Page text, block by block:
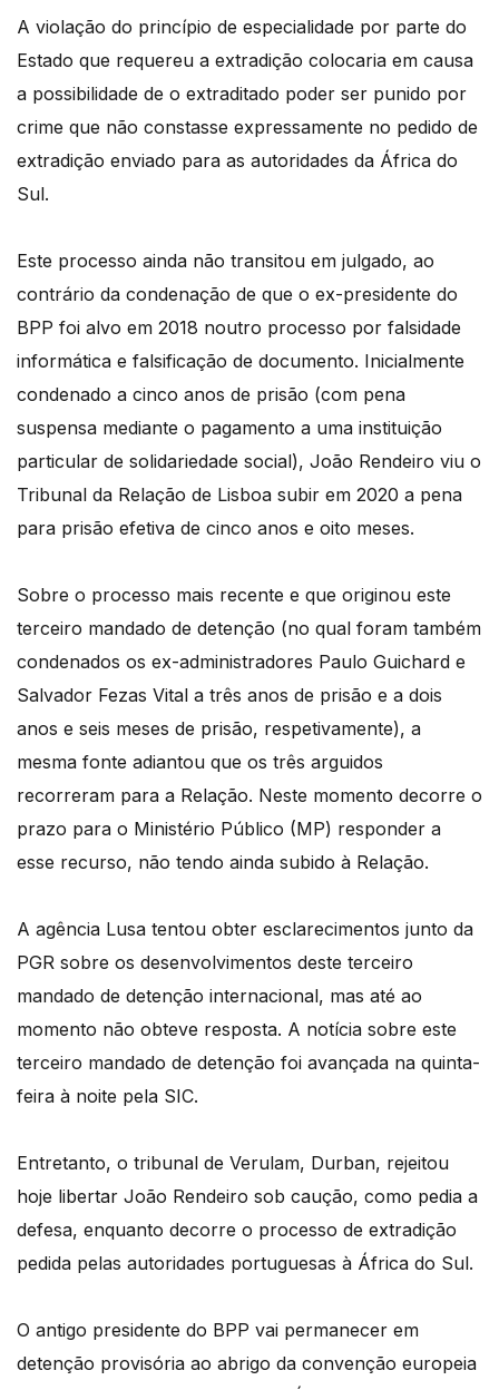
A violação do princípio de especialidade por parte do
Estado que requereu a extradição colocaria em causa
a possibilidade de o extraditado poder ser punido por
crime que não constasse expressamente no pedido de
extradição enviado para as autoridades da África do
Sul.
Este processo ainda não transitou em julgado, ao
contrário da condenação de que o ex-presidente do
BPP foi alvo em 2018 noutro processo por falsidade
informática e falsificação de documento. Inicialmente
condenado a cinco anos de prisão (com pena
suspensa mediante o pagamento a uma instituição
particular de solidariedade social), João Rendeiro viu o
Tribunal da Relação de Lisboa subir em 2020 a pena
para prisão efetiva de cinco anos e oito meses.
Sobre o processo mais recente e que originou este
terceiro mandado de detenção (no qual foram também
condenados os ex-administradores Paulo Guichard e
Salvador Fezas Vital a três anos de prisão e a dois
anos e seis meses de prisão, respetivamente), a
mesma fonte adiantou que os três arguidos
recorreram para a Relação. Neste momento decorre o
prazo para o Ministério Público (MP) responder a
esse recurso, não tendo ainda subido à Relação.
A agência Lusa tentou obter esclarecimentos junto da
PGR sobre os desenvolvimentos deste terceiro
mandado de detenção internacional, mas até ao
momento não obteve resposta. A notícia sobre este
terceiro mandado de detenção foi avançada na quinta-
feira à noite pela SIC.
Entretanto, o tribunal de Verulam, Durban, rejeitou
hoje libertar João Rendeiro sob caução, como pedia a
defesa, enquanto decorre o processo de extradição
pedida pelas autoridades portuguesas à África do Sul.
O antigo presidente do BPP vai permanecer em
detenção provisória ao abrigo da convenção europeia